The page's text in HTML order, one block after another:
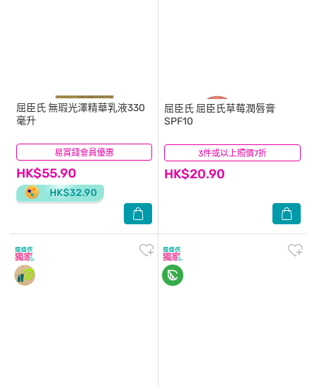
易賞錢會員優惠
屈臣氏無瑕光澤精華乳液330
毫升
HK$55.90
HK$32.90
(8) 3件或以上照價7折
屈臣氏 屈臣氏草莓潤唇膏
SPF10
HK$20.90
(22)